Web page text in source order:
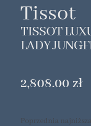
Tissot
TISSOT
LADY
2,808.00 zł
Poprzednia